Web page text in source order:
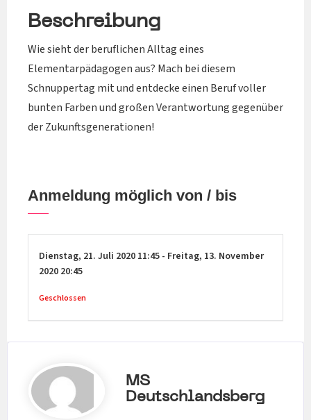
Beschreibung
Wie sieht der beruflichen Alltag eines
Elementarpädagogen aus? Mach bei diesem
Schnuppertag mit und entdecke einen Beruf voller
bunten Farben und großen Verantwortung gegenüber
der Zukunftsgenerationen!
Anmeldung möglich von / bis
Dienstag, 21. Juli 2020 11:45 - Freitag, 13. November
2020 20:45
Geschlossen
MS
Deutschlandsberg